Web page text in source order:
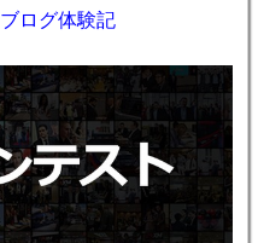
ブログ体験記